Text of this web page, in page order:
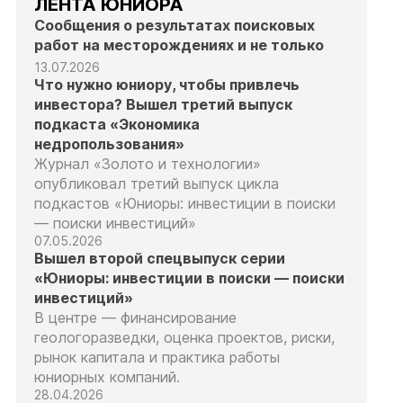
ЛЕНТА ЮНИОРА
Сообщения о результатах поисковых
работ на месторождениях и не только
13.07.2026
Что нужно юниору, чтобы привлечь
инвестора? Вышел третий выпуск
подкаста «Экономика
недропользования»
Журнал «Золото и технологии»
опубликовал третий выпуск цикла
подкастов «Юниоры: инвестиции в поиски
— поиски инвестиций»
07.05.2026
Вышел второй спецвыпуск серии
«Юниоры: инвестиции в поиски — поиски
инвестиций»
В центре — финансирование
геологоразведки, оценка проектов, риски,
рынок капитала и практика работы
юниорных компаний.
28.04.2026